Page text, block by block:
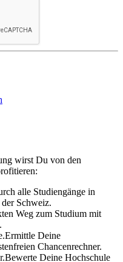
wirst Du von den
alle Studiengänge in
Schweiz.
Weg zum Studium mit
Ermittle Deine
Chancenrechner.
Bewerte Deine Hochschule